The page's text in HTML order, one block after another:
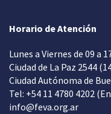
Horario de Atención
Lunes a Viernes de 09 a
Ciudad de La Paz 2544
Ciudad Autónoma de
Tel: +54 11 4780 4202
info@feva.org.ar